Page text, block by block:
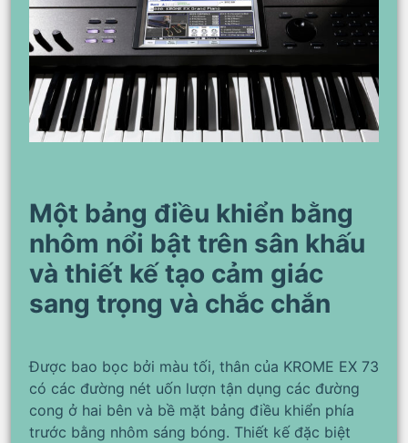
Một bảng điều khiển bằng
nhôm nổi bật trên sân khấu
và thiết kế tạo cảm giác
sang trọng và chắc chắn
Được bao bọc bởi màu tối, thân của KROME EX 73
có các đường nét uốn lượn tận dụng các đường
cong ở hai bên và bề mặt bảng điều khiển phía
trước bằng nhôm sáng bóng. Thiết kế đặc biệt